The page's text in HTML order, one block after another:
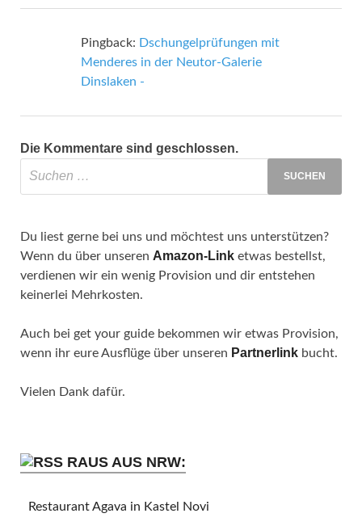
Pingback: Dschungelprüfungen mit
Menderes in der Neutor-Galerie
Dinslaken -
Die Kommentare sind geschlossen.
Du liest gerne bei uns und möchtest uns unterstützen?
Wenn du über unseren Amazon-Link etwas bestellst,
verdienen wir ein wenig Provision und dir entstehen
keinerlei Mehrkosten.
Auch bei get your guide bekommen wir etwas Provision,
wenn ihr eure Ausflüge über unseren Partnerlink bucht.
Vielen Dank dafür.
RAUS AUS NRW:
Restaurant Agava in Kastel Novi